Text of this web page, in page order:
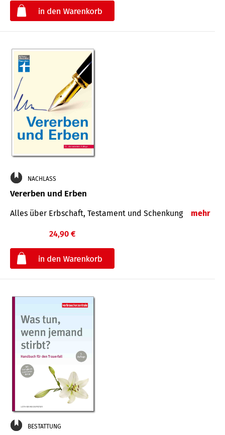
NACHLASS
Vererben und Erben
Alles über Erbschaft, Testament und Schenkung mehr
24,90 €
BESTATTUNG